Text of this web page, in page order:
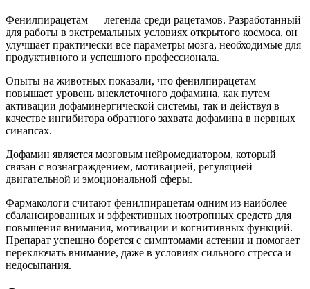
Фенилпирацетам — легенда среди рацетамов. Разработанный
для работы в экстремальных условиях открытого космоса, он
улучшает практически все параметры мозга, необходимые для
продуктивного и успешного профессионала.
Опыты на животных показали, что фенилпирацетам
повышает уровень внеклеточного дофамина, как путем
активации дофаминергической системы, так и действуя в
качестве ингибитора обратного захвата дофамина в нервных
синапсах.
Дофамин является мозговым нейромедиатором, который
связан с вознаграждением, мотивацией, регуляцией
двигательной и эмоциональной сферы.
Фармакологи считают фенилпирацетам одним из наиболее
сбалансированных и эффективных ноотропных средств для
повышения внимания, мотивации и когнитивных функций.
Препарат успешно борется с симптомами астении и помогает
переключать внимание, даже в условиях сильного стресса и
недосыпания.